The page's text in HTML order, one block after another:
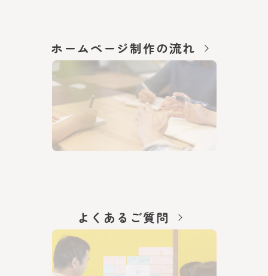
ホームページ制作の流れ
よくあるご質問